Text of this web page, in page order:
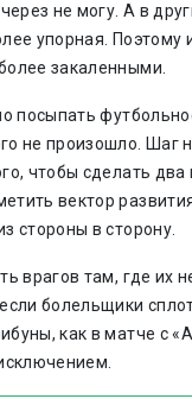
не могу. А в
упорная. Поэтому
закаленными.
посыпать
не произошло. Шаг
чтобы сделать два
вектор
стороны в сторону.
врагов там, где их
болельщики
как в матче с